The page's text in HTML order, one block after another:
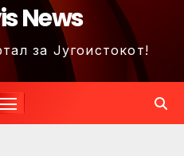
News
за Југоистокот!